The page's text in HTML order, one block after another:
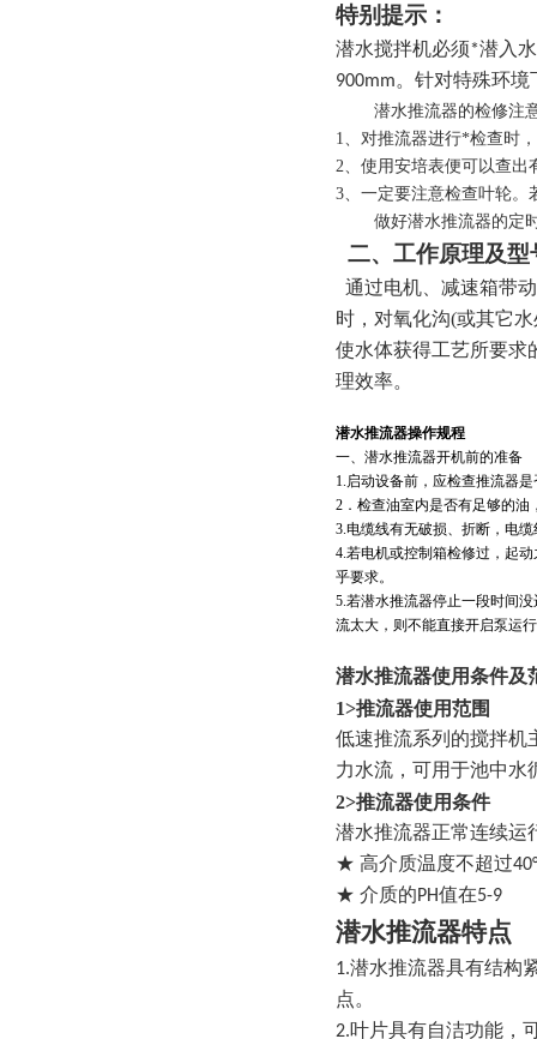
特别提示：
潜水搅拌机必须*潜入
900mm。针对特殊环境
潜水推流器的检修注
1、对推流器进行*检查时
2、使用安培表便可以查
3、一定要注意检查叶轮
做好潜水推流器的定时
二、工作原理及型
通过电机、减速箱带
时，对氧化沟(或其它
使水体获得工艺所要求
理效率。
潜水推流器操作规程
一、潜水推流器开机前的准备
1.启动设备前，应检查推流器
2 ．检查油室内是否有足够的
3.电缆线有无破损、折断，电
4.若电机或控制箱检修过，起
乎要求。
5.若潜水推流器停止一段时间
流太大，则不能直接开启泵运
潜水推流器使用条件及
1>推流器使用范围
低速推流系列的搅拌机
力水流，可用于池中水
2>推流器使用条件
潜水推流器正常连续运
★ 高介质温度不超过
★ 介质的PH值在5-9
潜水推流器特点
1.潜水推流器具有结构
点。
2.叶片具有自洁功能，